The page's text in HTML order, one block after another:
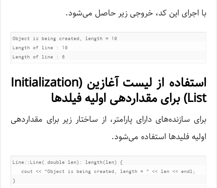
با اجرای این کد، خروجی زیر حاصل می‌شود.
Object is being created, length = 10
Length of line : 10
Length of line : 6
استفاده از لیست آغازین (Initialization
List) برای مقداردهی اولیه فیلدها
برای سازنده‌های دارای پارامتر، از ساختار زیر برای مقداردهی
اولیه فلیدها استفاده می‌شود.
Line::Line( double len): length(len) {
   cout << "Object is being created, length = " << len << endl;
}